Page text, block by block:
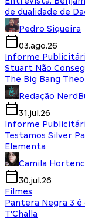
de dualidade de
Pedro Siqueira
03.ago.26
Informe
Stuart Não
The Big Bang
Redação
31.jul.26
Informe
Testamos Silver
Elementa
Camila
30.jul.26
Filmes
Pantera Negra 3
T'Challa